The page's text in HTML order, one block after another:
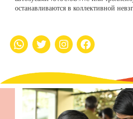
останавливаются в коллективной
whatsappTwitterInstagramFacebook